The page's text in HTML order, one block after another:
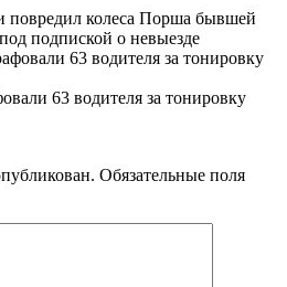
повредил колеса Порша бывшей
подпиской о невыезде
63 водителя за тонировку
Обязательные поля